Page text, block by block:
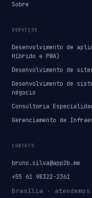
Sobre
SERVIÇOS
Desenvolvimento de
Híbrido e PWA)
Desenvolvimento de
Desenvolvimento de
négocio
Consultoria
Gerenciamento de
CONTATO
bruno.silva@app2b.me
+55 61 98322-2361
Brasília ·